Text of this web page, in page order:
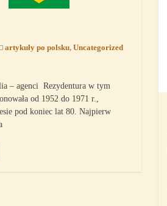
artykuły po polsku,Uncategorized
– agenci Rezydentura w tym
od 1952 do 1971 r.,
pod koniec lat 80. Najpierw